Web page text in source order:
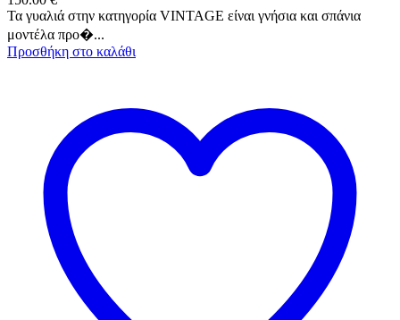
Τα γυαλιά στην κατηγορία VINTAGE είναι γνήσια και σπάνια
μοντέλα προ�...
Προσθήκη στο καλάθι